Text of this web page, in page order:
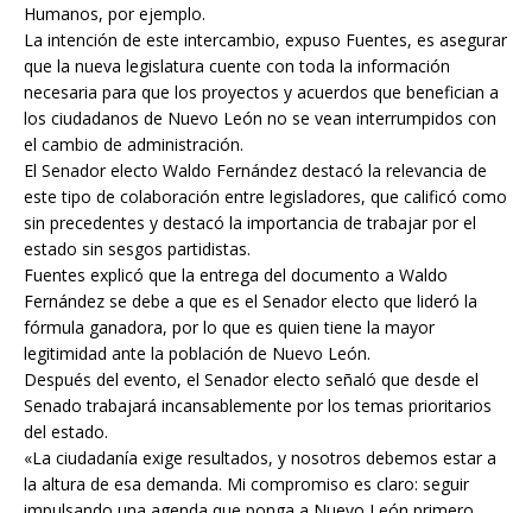
Humanos, por ejemplo.
La intención de este intercambio, expuso Fuentes, es asegurar
que la nueva legislatura cuente con toda la información
necesaria para que los proyectos y acuerdos que benefician a
los ciudadanos de Nuevo León no se vean interrumpidos con
el cambio de administración.
El Senador electo Waldo Fernández destacó la relevancia de
este tipo de colaboración entre legisladores, que calificó como
sin precedentes y destacó la importancia de trabajar por el
estado sin sesgos partidistas.
Fuentes explicó que la entrega del documento a Waldo
Fernández se debe a que es el Senador electo que lideró la
fórmula ganadora, por lo que es quien tiene la mayor
legitimidad ante la población de Nuevo León.
Después del evento, el Senador electo señaló que desde el
Senado trabajará incansablemente por los temas prioritarios
del estado.
«La ciudadanía exige resultados, y nosotros debemos estar a
la altura de esa demanda. Mi compromiso es claro: seguir